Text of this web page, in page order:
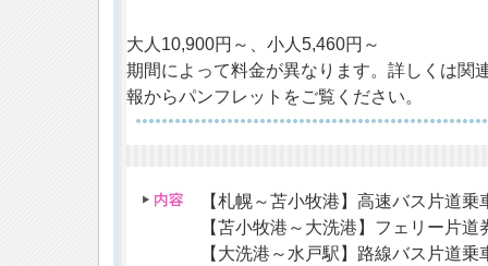
大人10,900円～、小人5,460円～
期間によって料金が異なります。詳しくは関
報からパンフレットをご覧ください。
【札幌～苫小牧港】高速バス片道乗
【苫小牧港～大洗港】フェリー片
【大洗港～水戸駅】路線バス片道乗